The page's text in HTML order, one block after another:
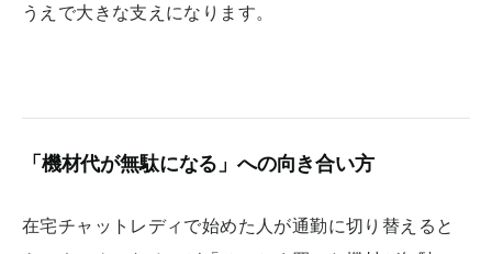
うえで大きな支えになります。
「機材代が無駄になる」への向き合い方
在宅チャットレディで始めた人が通勤に切り替えると